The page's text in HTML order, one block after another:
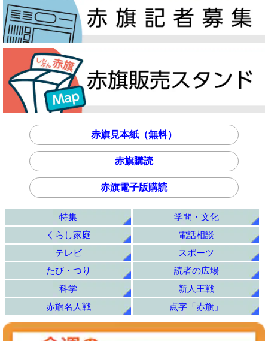
赤旗見本紙（無料）
赤旗購読
赤旗電子版購読
特集
学問・文化
くらし家庭
電話相談
テレビ
スポーツ
たび・つり
読者の広場
科学
新人王戦
赤旗名人戦
点字「赤旗」